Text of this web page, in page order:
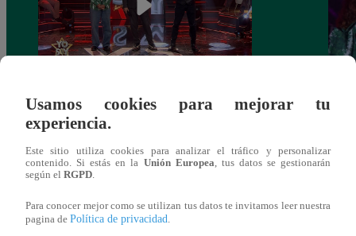
Yo Soy GRANDES BATALLAS: ¡El
Pájaro Gómez venció a Miguel Mateos y
mantuvo su silla de consagrado!
Usamos cookies para mejorar tu
experiencia.
Este sitio utiliza cookies para analizar el tráfico y personalizar
contenido. Si estás en la Unión Europea, tus datos se gestionarán
según el RGPD.
Para conocer mejor como se utilizan tus datos te invitamos leer nuestra
pagina de Política de privacidad.